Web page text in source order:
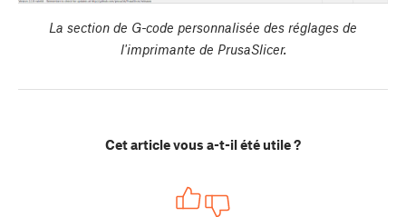
La section de G-code personnalisée des réglages de
l'imprimante de PrusaSlicer.
Cet article vous a-t-il été utile ?